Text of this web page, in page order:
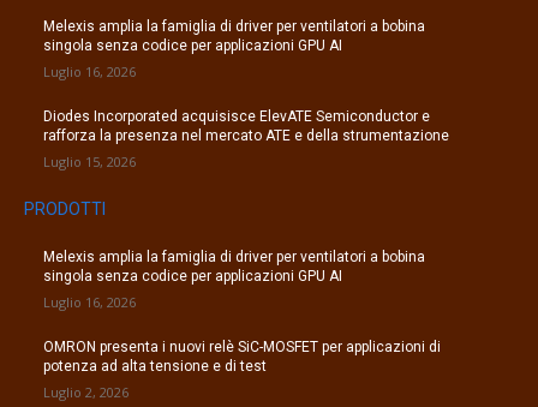
Melexis amplia la famiglia di driver per ventilatori a bobina
singola senza codice per applicazioni GPU AI
Luglio 16, 2026
Diodes Incorporated acquisisce ElevATE Semiconductor e
rafforza la presenza nel mercato ATE e della strumentazione
Luglio 15, 2026
PRODOTTI
Melexis amplia la famiglia di driver per ventilatori a bobina
singola senza codice per applicazioni GPU AI
Luglio 16, 2026
OMRON presenta i nuovi relè SiC-MOSFET per applicazioni di
potenza ad alta tensione e di test
Luglio 2, 2026